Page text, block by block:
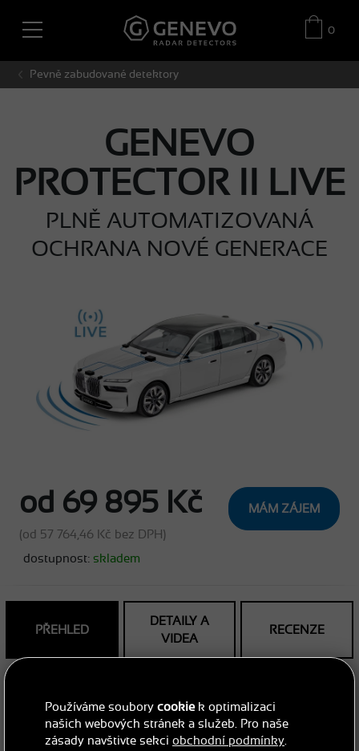
Používáme soubory cookiek optimalizaci
našich webových stránek a služeb. Pro naše
zásady navštivte sekci obchodní podmínky
0
Pevně zabudované detektory
GENEVO
PROTECTOR II LIVE
PLNĚ AUTOMATIZOVANÁ
OCHRANA NOVÉ GENERACE
od 69 895 Kč
MÁM ZÁJEM
(od 57 764,46 Kč bez DPH)
dostupnost: skladem
PŘEHLED
DETAILY A
VIDEA
RECENZE
SLOVY NAŠICH ZÁKAZNÍKŮ